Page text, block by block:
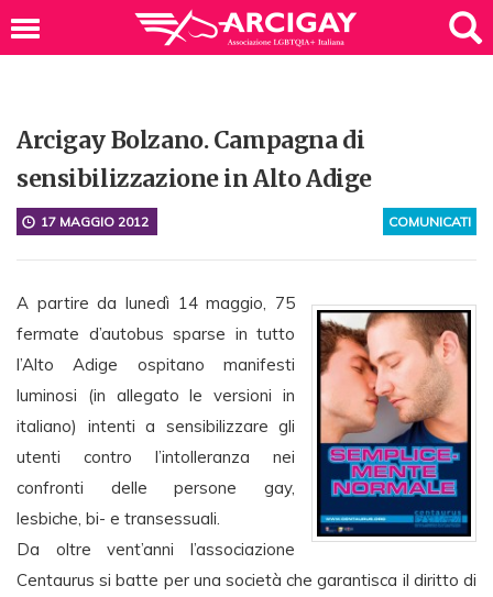
Arcigay Bolzano. Campagna di
sensibilizzazione in Alto Adige
COMUNICATI
17 MAGGIO 2012
A partire da lunedì 14 maggio, 75
fermate d’autobus sparse in tutto
l’Alto Adige ospitano manifesti
luminosi (in allegato le versioni in
italiano) intenti a sensibilizzare gli
utenti contro l’intolleranza nei
confronti delle persone gay,
lesbiche, bi- e transessuali.
Da oltre vent’anni l’associazione
Centaurus si batte per una società che garantisca il diritto di